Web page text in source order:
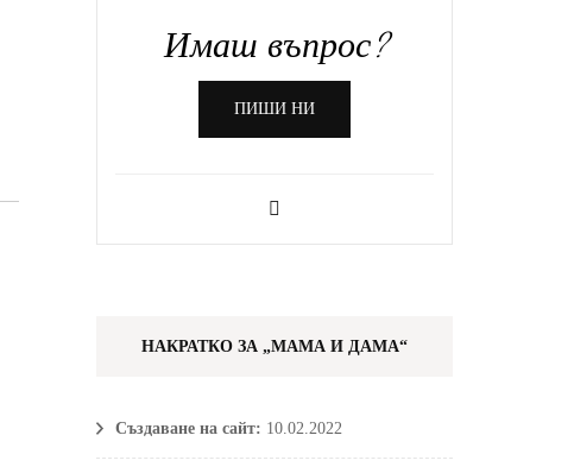
Имаш въпрос?
ПИШИ НИ
НАКРАТКО ЗА „МАМА И ДАМА“
Създаване на сайт: 10.02.2022